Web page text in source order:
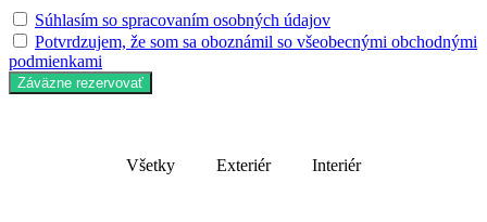
Súhlasím so spracovaním osobných údajov
Potvrdzujem, že som sa oboznámil so všeobecnými obchodnými
podmienkami
Záväzne rezervovať
Všetky Exteriér Interiér